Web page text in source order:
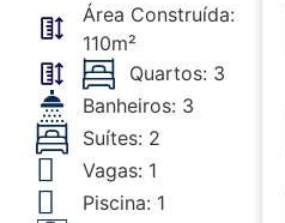
Área Construída:
110m²
Quartos: 3
Banheiros: 3
Suítes: 2
Vagas: 1
Piscina: 1